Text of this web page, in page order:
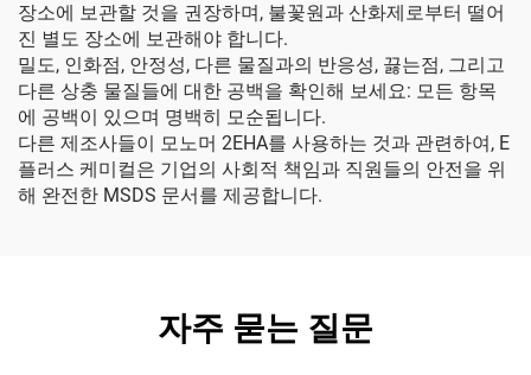
장소에 보관할 것을 권장하며, 불꽃원과 산화제로부터 떨어
진 별도 장소에 보관해야 합니다.
밀도, 인화점, 안정성, 다른 물질과의 반응성, 끓는점, 그리고
다른 상충 물질들에 대한 공백을 확인해 보세요: 모든 항목
에 공백이 있으며 명백히 모순됩니다.
다른 제조사들이 모노머 2EHA를 사용하는 것과 관련하여, E
플러스 케미컬은 기업의 사회적 책임과 직원들의 안전을 위
해 완전한 MSDS 문서를 제공합니다.
자주 묻는 질문